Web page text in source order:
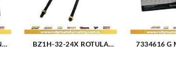
BZ1H-32-24X ROTULA
7334616 G